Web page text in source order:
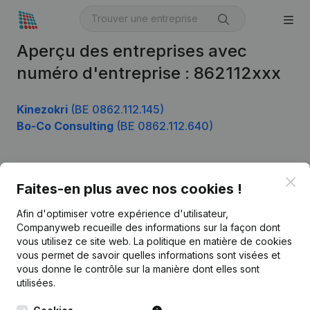
Aperçu des entreprises avec
numéro d'entreprise : 862112xxx
Kinezokri (BE 0862.112.145)
Bo-Co Consulting (BE 0862.112.640)
Faites-en plus avec nos cookies !
Afin d'optimiser votre expérience d'utilisateur,
Companyweb recueille des informations sur la façon dont
vous utilisez ce site web. La politique en matière de cookies
vous permet de savoir quelles informations sont visées et
vous donne le contrôle sur la manière dont elles sont
utilisées.
Français
Kantorenpark Everest
248D,
Monitoring
Recherche internationale